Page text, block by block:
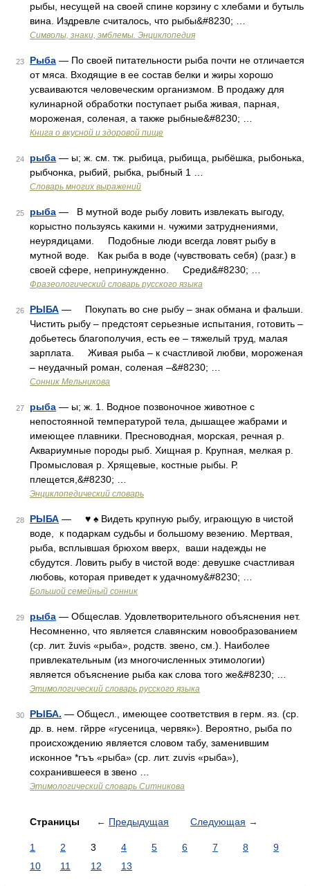
рыбы, несущей на своей спине корзину с хлебами и бутыль
вина. Издревле считалось, что рыбы&#8230; …
Символы, знаки, эмблемы. Энциклопедия
23 Рыба — По своей питательности рыба почти не отличается
от мяса. Входящие в ее состав белки и жиры хорошо
усваиваются человеческим организмом. В продажу для
кулинарной обработки поступает рыба живая, парная,
мороженая, соленая, а также рыбные&#8230; …
Книга о вкусной и здоровой пище
24 рыба — ы; ж. см. тж. рыбица, рыбища, рыбёшка, рыбонька,
рыбчонка, рыбий, рыбка, рыбный 1 …
Словарь многих выражений
25 рыба — В мутной воде рыбу ловить извлекать выгоду,
корыстно пользуясь какими н. чужими затруднениями,
неурядицами. Подобные люди всегда ловят рыбу в
мутной воде. Как рыба в воде (чувствовать себя) (разг.) в
своей сфере, непринужденно. Среди&#8230; …
Фразеологический словарь русского языка
26 РЫБА — Покупать во сне рыбу – знак обмана и фальши.
Чистить рыбу – предстоят серьезные испытания, готовить –
добьетесь благополучия, есть ее – тяжелый труд, малая
зарплата. Живая рыба – к счастливой любви, мороженая
– неудачный роман, соленая –&#8230; …
Сонник Мельникова
27 рыба — ы; ж. 1. Водное позвоночное животное с
непостоянной температурой тела, дышащее жабрами и
имеющее плавники. Пресноводная, морская, речная р.
Аквариумные породы рыб. Хищная р. Крупная, мелкая р.
Промысловая р. Хрящевые, костные рыбы. Р.
плещется,&#8230; …
Энциклопедический словарь
28 РЫБА — ♥ ♠ Видеть крупную рыбу, играющую в чистой
воде, к подаркам судьбы и большому везению. Мертвая,
рыба, всплывшая брюхом вверх, ваши надежды не
сбудутся. Ловить рыбу в чистой воде: девушке счастливая
любовь, которая приведет к удачному&#8230; …
Большой семейный сонник
29 рыба — Общеслав. Удовлетворительного объяснения нет.
Несомненно, что является славянским новообразованием
(ср. лит. žuvis «рыба», родств. звено, см.). Наиболее
привлекательным (из многочисленных этимологии)
является объяснение рыба как слова того же&#8230; …
Этимологический словарь русского языка
30 РЫБА. — Общесл., имеющее соответствия в герм. яз. (ср.
др. в. нем. гйрре «гусеница, червяк»). Вероятно, рыба по
происхождению является словом табу, заменившим
исконное *гъъ «рыба» (ср. лит. zuvis «рыба»),
сохранившееся в звено …
Этимологический словарь Ситникова
Страницы ← Предыдущая Следующая →
1 2 3 4 5 6 7 8
9
10
11 12 13